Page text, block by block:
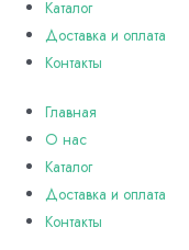
Каталог
Доставка и оплата
Контакты
Главная
О нас
Каталог
Доставка и оплата
Контакты